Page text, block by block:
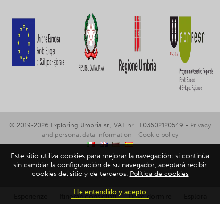
Itinerari consigliati Dove dormire
© 2019-2026 Exploring Umbria srl, VAT nr. IT03602120549 - Privacy
and personal data information - Cookie policy
Este sitio utiliza cookies para mejorar la navegación: si continúa
sin cambiar la configuración de su navegador, aceptará recibir
cookies del sitio y de terceros. Política de cookies
He entendido y acepto